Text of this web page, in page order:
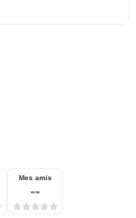
Mes amis
--